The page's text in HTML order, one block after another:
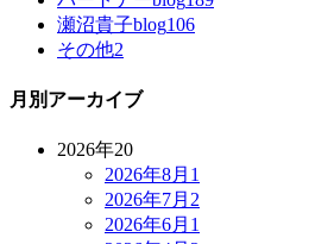
瀬沼貴子blog106
その他2
月別アーカイブ
2026年20
2026年8月 1
2026年7月 2
2026年6月 1